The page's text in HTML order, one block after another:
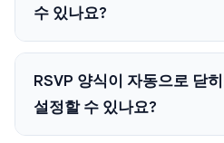
수 있나요?
RSVP 양식이 자동으로 닫
설정할 수 있나요?